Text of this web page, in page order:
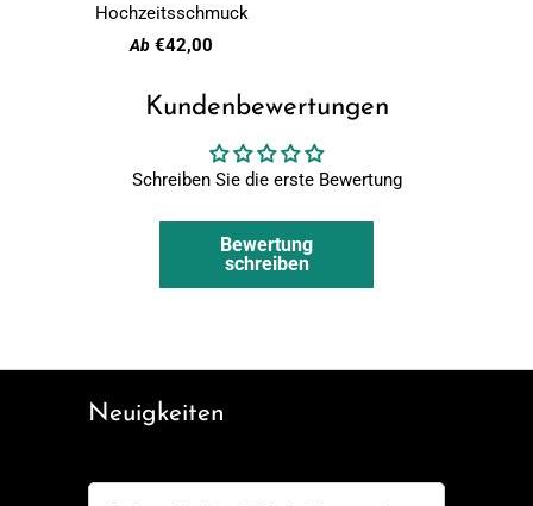
Hochzeitsschmuck
Ab €42,00
Kundenbewertungen
Schreiben Sie die erste Bewertung
Bewertung
schreiben
Neuigkeiten